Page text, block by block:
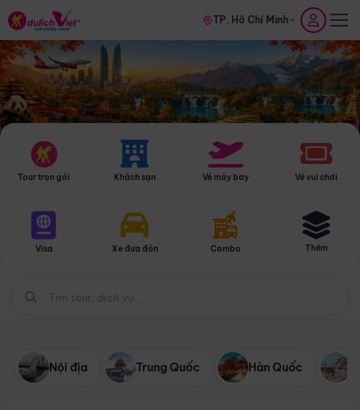
TP. Hồ Chí Minh
Tour trọn gói Khách sạn Vé máy bay Vé vui chơi
Visa Xe đưa đón Combo Thêm
Nội địa Trung Quốc Hàn Quốc